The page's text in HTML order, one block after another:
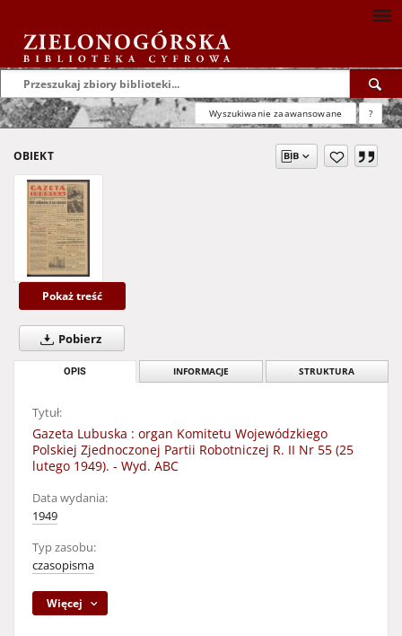
Wyszukiwanie zaawansowane ?
OBIEKT
Pokaż treść
Pobierz
OPIS INFORMACJE STRUKTURA
Tytuł:
Gazeta Lubuska : organ Komitetu Wojewódzkiego
Polskiej Zjednoczonej Partii Robotniczej R. II Nr 55 (25
lutego 1949). - Wyd. ABC
Data wydania:
1949
Typ zasobu:
czasopisma
Więcej